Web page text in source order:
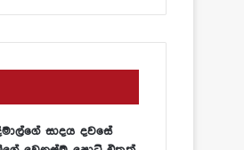
සාදය දවසේ